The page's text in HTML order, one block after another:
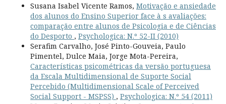
Susana Isabel Vicente Ramos, Motivação e ansiedade
dos alunos do Ensino Superior face à s avaliações:
comparação entre alunos de Psicologia e de Ciências
do Desporto , Psychologica: N.º 52-II (2010)
Serafim Carvalho, José Pinto-Gouveia, Paulo
Pimentel, Dulce Maia, Jorge Mota-Pereira,
Características psicométricas da versão portuguesa
da Escala Multidimensional de Suporte Social
Percebido (Multidimensional Scale of Perceived
Social Support - MSPSS) , Psychologica: N.º 54 (2011)